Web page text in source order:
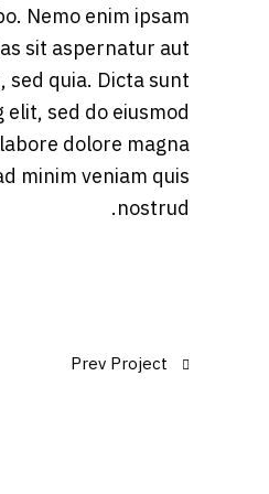
Nemo enim ipsam
sit aspernatur aut
sed quia. Dicta sunt
sed do eiusmod
dolore magna
minim veniam quis
nostrud.
تصفّح
Prev Project